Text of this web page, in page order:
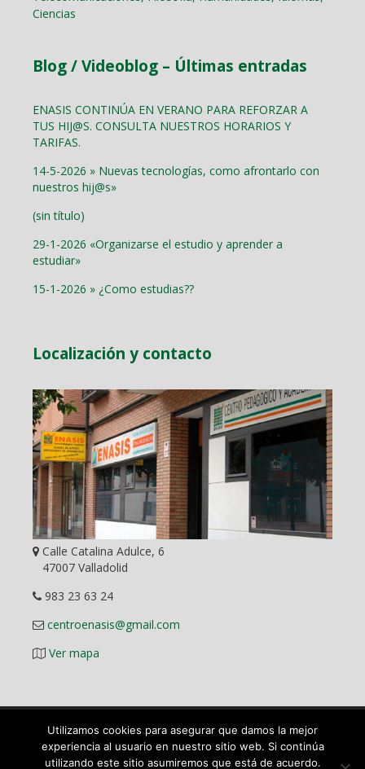
Ciencias
Blog / Videoblog – Últimas entradas
ENASIS CONTINÚA EN VERANO PARA REFORZAR A
TUS HIJ@S. CONSULTA NUESTROS HORARIOS Y
TARIFAS.
14-5-2026 » Nuevas tecnologías, como afrontarlo con
nuestros hij@s»
(sin título)
29-1-2026 «Organizarse el estudio y aprender a
estudiar»
15-1-2026 » ¿Como estudias??
Localización y contacto
Calle Catalina Adulce, 6
47007 Valladolid
983 23 63 24
centroenasis@gmail.com
Ver mapa
Diseño Web
2026 ENASIS Centro Pedagógico y Académico en Valladolid.
Utilizamos cookies para asegurar que damos la mejor
experiencia al usuario en nuestro sitio web. Si continúa
utilizando este sitio asumiremos que está de acuerdo.